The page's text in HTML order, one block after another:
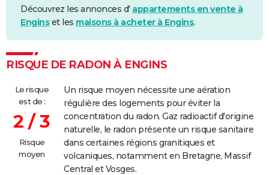
Découvrez les annonces d' appartements en vente à
Enginset les maisons à acheter à Engins.
RISQUE DE RADON À ENGINS
Le risque
est de :
2 / 3
Risque
moyen
Un risque moyen nécessite une aération
régulière des logements pour éviter la
concentration du radon. Gaz radioactif d'origine
naturelle, le radon présente un risque sanitaire
dans certaines régions granitiques et
volcaniques, notamment en Bretagne, Massif
Central et Vosges.